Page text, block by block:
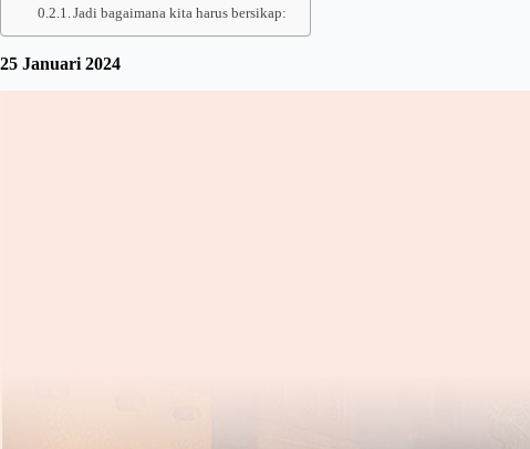
Jadi bagaimana kita harus bersikap:
25 Januari 2024